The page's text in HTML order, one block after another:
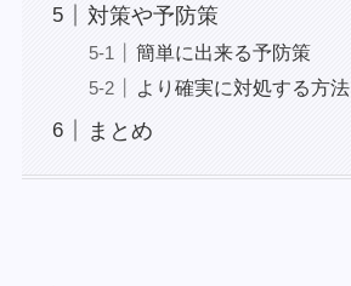
対策や予防策
簡単に出来る予防策
より確実に対処する方法
まとめ